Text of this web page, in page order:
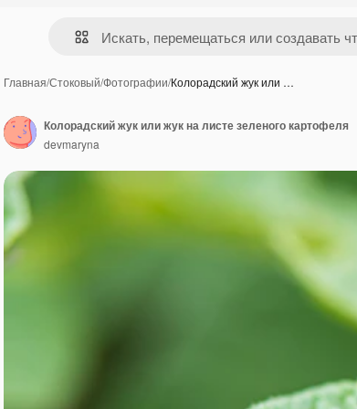
Главная/Стоковый/Фотографии/Колорадский жук или …
Колорадский жук или жук на листе зеленого картофеля
devmaryna